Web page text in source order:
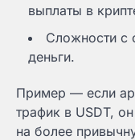
выплаты в
Сложности с
деньги.
Пример — если
трафик в USDT,
на более